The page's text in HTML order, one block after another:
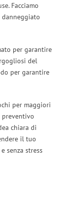
Facciamo
per garantire
del
per garantire
per maggiori
preventivo
chiara di
il tuo
senza stress